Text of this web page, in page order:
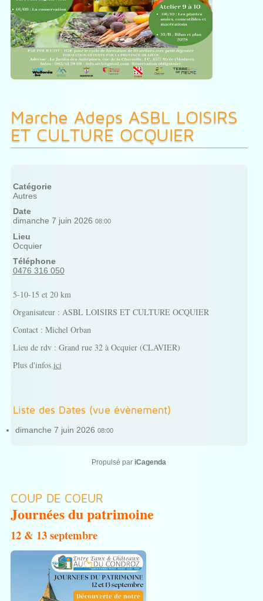
Marche Adeps ASBL LOISIRS
ET CULTURE OCQUIER
Catégorie
Autres
Date
dimanche 7 juin 2026 08:00
Lieu
Ocquier
Téléphone
0476 316 050
5-10-15 et 20 km
Organisateur : ASBL LOISIRS ET CULTURE OCQUIER
Contact : Michel Orban
Lieu de rdv : Grand rue 32 à Ocquier (CLAVIER)
Plus d'infos ici
Liste des Dates (vue évènement)
dimanche 7 juin 2026 08:00
Propulsé par iCagenda
COUP DE COEUR
Journées du patrimoine
12 & 13 septembre